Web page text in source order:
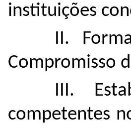
instituições
II.
Compromisso
III.
competentes